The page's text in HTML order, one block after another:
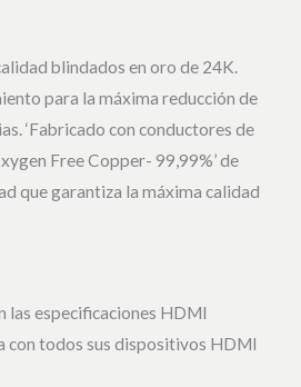
blindados en oro de 24K.
para la máxima reducción de
‘Fabricado con conductores de
Free Copper- 99,99%’ de
que garantiza la máxima calidad
las especificaciones HDMI
con todos sus dispositivos HDMI